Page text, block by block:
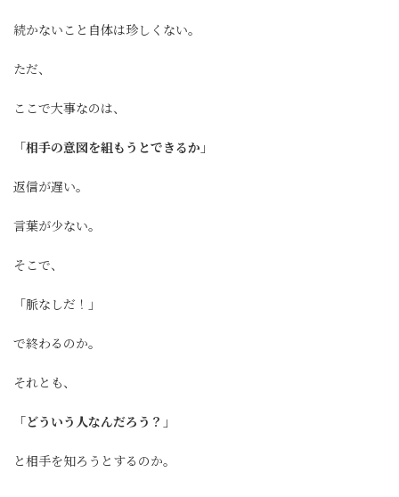
続かないこと自体は珍しくない。
ただ、
ここで大事なのは、
「相手の意図を組もうとできるか」
返信が遅い。
言葉が少ない。
そこで、
「脈なしだ！」
で終わるのか。
それとも、
「どういう人なんだろう？」
と相手を知ろうとするのか。